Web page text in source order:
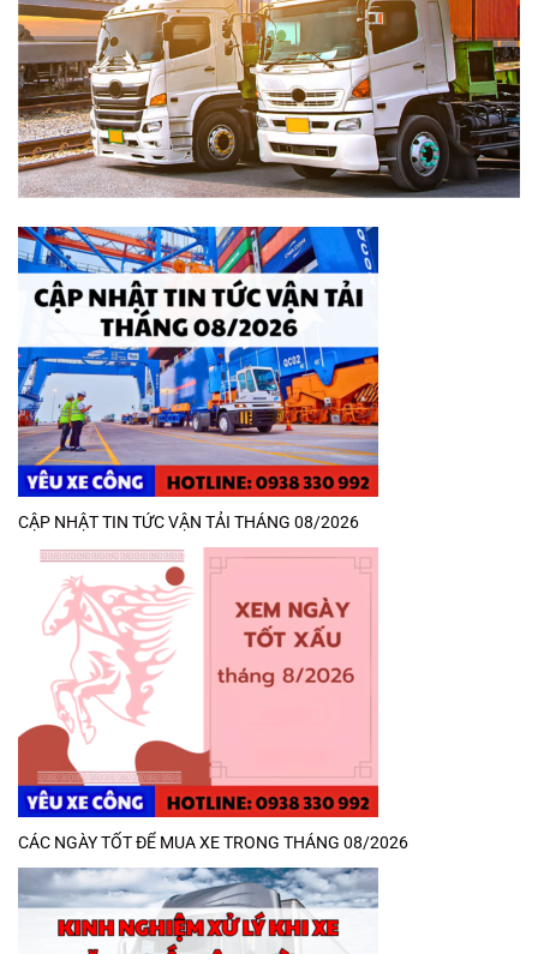
CẬP NHẬT TIN TỨC VẬN TẢI THÁNG 08/2026
CÁC NGÀY TỐT ĐỂ MUA XE TRONG THÁNG 08/2026